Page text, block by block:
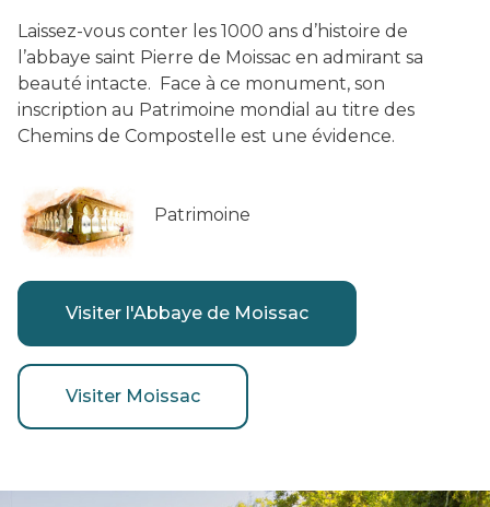
Laissez-vous conter les 1000 ans d’histoire de
l’abbaye saint Pierre de Moissac en admirant sa
beauté intacte. Face à ce monument, son
inscription au Patrimoine mondial au titre des
Chemins de Compostelle est une évidence.
Patrimoine
Visiter l'Abbaye de Moissac
Visiter Moissac